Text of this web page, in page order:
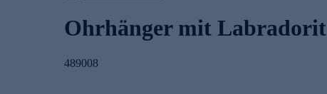
Ohrhänger mit Labradorit
489008